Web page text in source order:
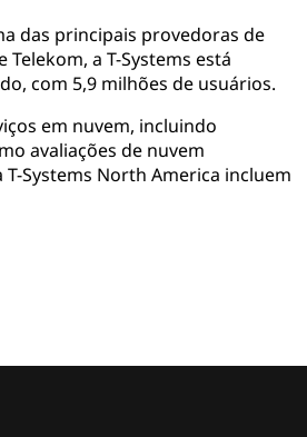
das principais provedoras de
a T-Systems está
com 5,9 milhões de usuários.
em nuvem, incluindo
avaliações de nuvem
Systems North America incluem